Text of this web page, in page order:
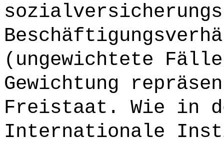
(ungewichtete
Gewichtung
Freistaat. Wie in
Internationale